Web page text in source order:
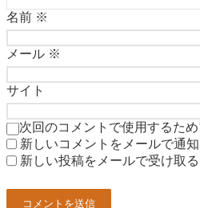
名前 ※
メール ※
サイト
次回のコメントで使用するた
新しいコメントをメールで通知
新しい投稿をメールで受け取る